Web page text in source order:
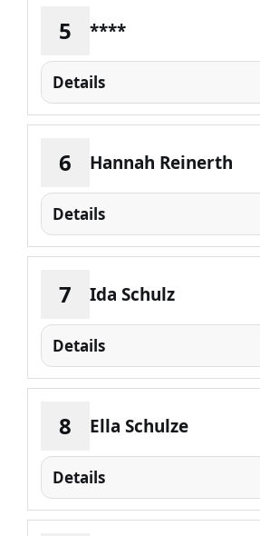
5 ****
Details
6 Hannah Reinerth
Details
7 Ida Schulz
Details
8 Ella Schulze
Details